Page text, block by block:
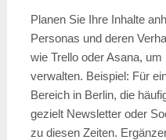
Planen Sie Ihre Inhalte
Personas und deren
wie Trello oder Asana,
verwalten. Beispiel: Für
Bereich in Berlin, die
gezielt Newsletter oder
zu diesen Zeiten.